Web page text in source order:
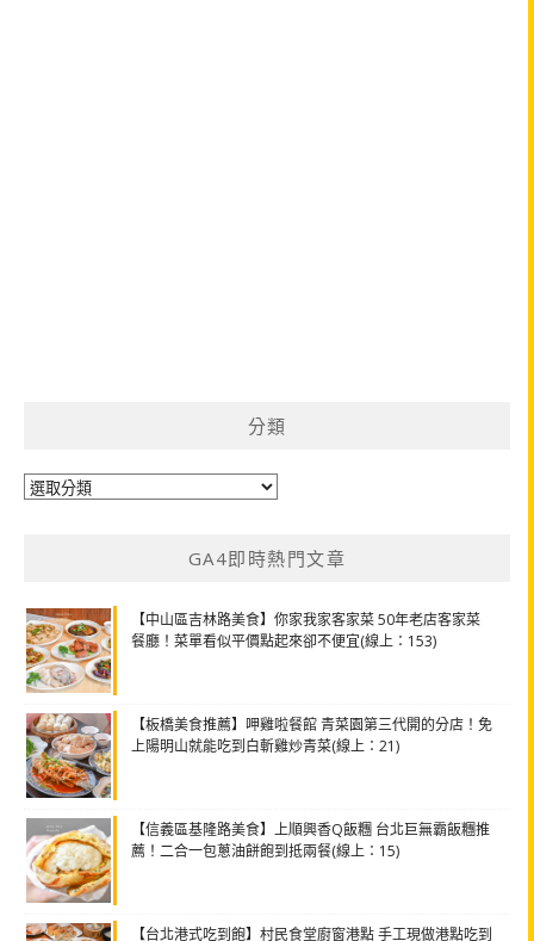
分類
分
GA4即時熱門文章
【中山區吉林路美食】你家我家客家菜 50年老店客家菜
餐廳！菜單看似平價點起來卻不便宜(線上：153)
【板橋美食推薦】呷雞啦餐館 青菜園第三代開的分店！免
上陽明山就能吃到白斬雞炒青菜(線上：21)
【信義區基隆路美食】上順興香Q飯糰 台北巨無霸飯糰推
薦！二合一包蔥油餅飽到抵兩餐(線上：15)
【台北港式吃到飽】村民食堂廚窗港點 手工現做港點吃到